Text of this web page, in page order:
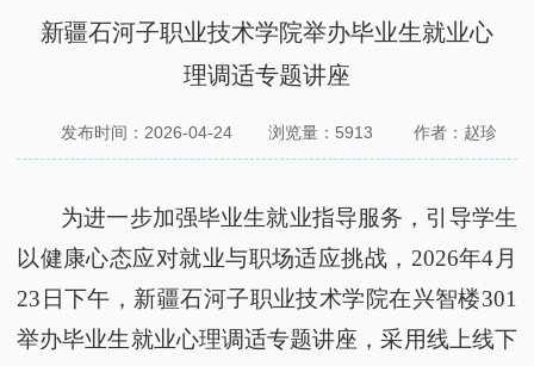
新疆石河子职业技术学院举办毕业生就业心
理调适专题讲座
发布时间：2026-04-24 浏览量： 5913 作者：赵珍
为进一步加强毕业生就业指导服务，引导学生
以健康心态应对就业与职场适应挑战， 2026年4月
23日下午，新疆石河子职业技术学院在兴智楼301
举办毕业生就业心理调适专题讲座 ，采用线上线下